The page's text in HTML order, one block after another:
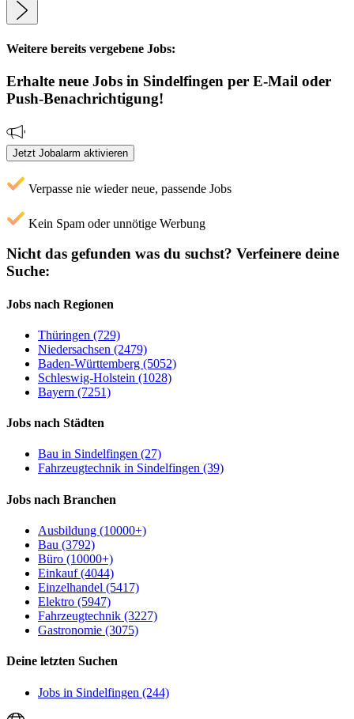
Weitere bereits vergebene Jobs:
Erhalte neue Jobs in Sindelfingen per E-Mail oder
Push-Benachrichtigung!
Jetzt Jobalarm aktivieren
Verpasse nie wieder neue, passende Jobs
Kein Spam oder unnötige Werbung
Nicht das gefunden was du suchst? Verfeinere deine
Suche:
Jobs nach Regionen
Thüringen (729)
Niedersachsen (2479)
Baden-Württemberg (5052)
Schleswig-Holstein (1028)
Bayern (7251)
Jobs nach Städten
Bau in Sindelfingen (27)
Fahrzeugtechnik in Sindelfingen (39)
Jobs nach Branchen
Ausbildung (10000+)
Bau (3792)
Büro (10000+)
Einkauf (4044)
Einzelhandel (5417)
Elektro (5947)
Fahrzeugtechnik (3227)
Gastronomie (3075)
Deine letzten Suchen
Jobs in Sindelfingen (244)